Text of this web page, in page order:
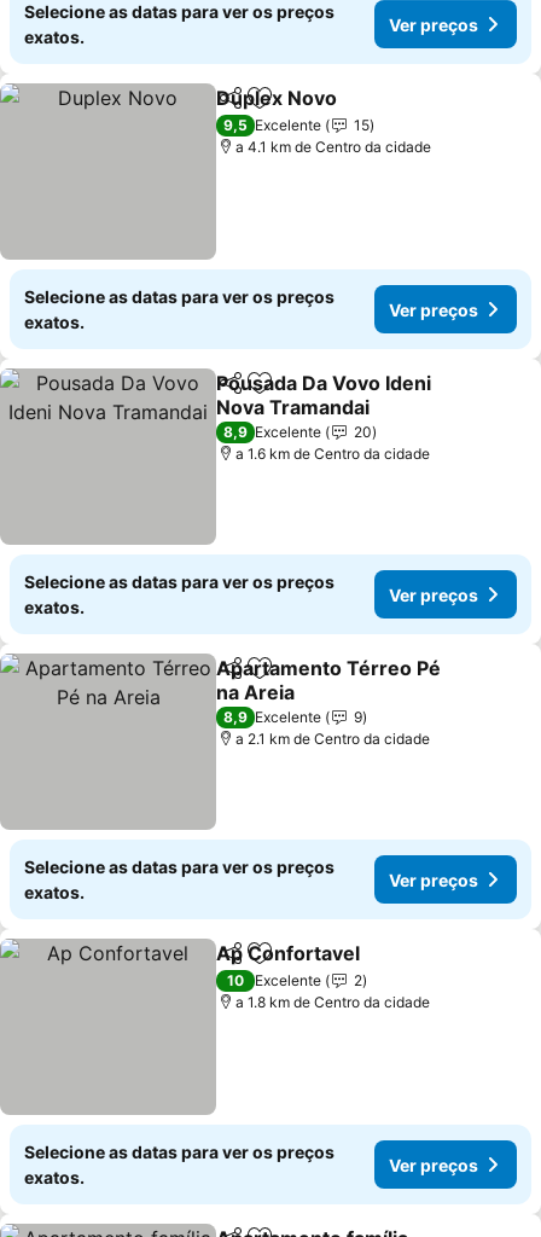
Selecione as datas para ver os preços
exatos.
Ver preços
PartilharAdicionar aos favoritos
Duplex Novo
9,5 Excelente
15
a 4.1 km de Centro da cidade
Selecione as datas para ver os preços
exatos.
Ver preços
PartilharAdicionar aos favoritos
Pousada Da Vovo Ideni
Nova Tramandai
8,9 Excelente
20
a 1.6 km de Centro da cidade
Selecione as datas para ver os preços
exatos.
Ver preços
PartilharAdicionar aos favoritos
Apartamento Térreo Pé
na Areia
8,9 Excelente
9
a 2.1 km de Centro da cidade
Selecione as datas para ver os preços
exatos.
Ver preços
PartilharAdicionar aos favoritos
Ap Confortavel
10 Excelente
2
a 1.8 km de Centro da cidade
Selecione as datas para ver os preços
exatos.
Ver preços